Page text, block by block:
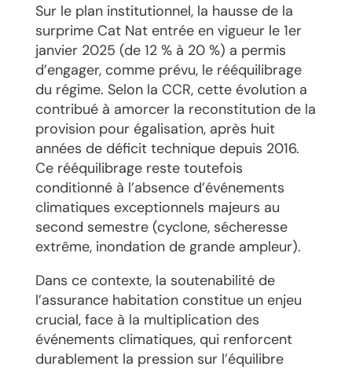
Sur le plan institutionnel, la hausse de la
surprime Cat Nat entrée en vigueur le 1er
janvier 2025 (de 12 % à 20 %) a permis
d’engager, comme prévu, le rééquilibrage
du régime. Selon la CCR, cette évolution a
contribué à amorcer la reconstitution de la
provision pour égalisation, après huit
années de déficit technique depuis 2016.
Ce rééquilibrage reste toutefois
conditionné à l’absence d’événements
climatiques exceptionnels majeurs au
second semestre (cyclone, sécheresse
extrême, inondation de grande ampleur).
Dans ce contexte, la soutenabilité de
l’assurance habitation constitue un enjeu
crucial, face à la multiplication des
événements climatiques, qui renforcent
durablement la pression sur l’équilibre